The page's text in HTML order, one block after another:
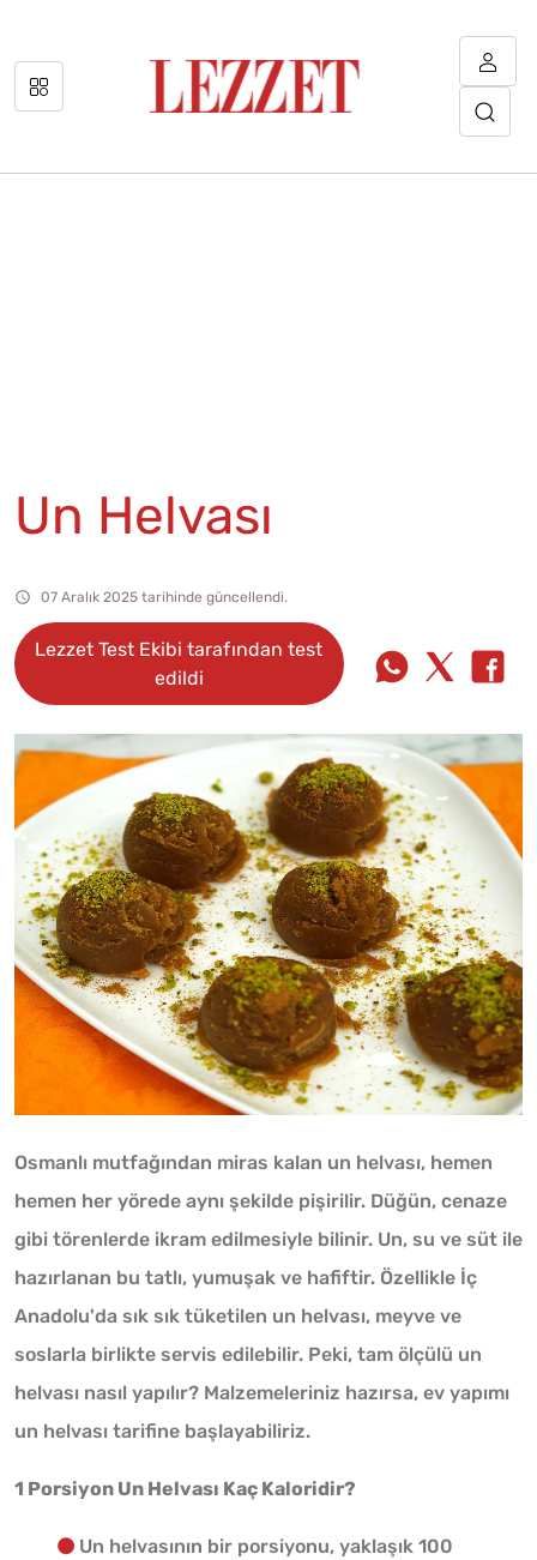
Un Helvası
07 Aralık 2025 tarihinde güncellendi.
Lezzet Test Ekibi tarafından test
edildi
Osmanlı mutfağından miras kalan un helvası, hemen
hemen her yörede aynı şekilde pişirilir. Düğün, cenaze
gibi törenlerde ikram edilmesiyle bilinir. Un, su ve süt ile
hazırlanan bu tatlı, yumuşak ve hafiftir. Özellikle İç
Anadolu'da sık sık tüketilen un helvası, meyve ve
soslarla birlikte servis edilebilir. Peki, tam ölçülü un
helvası nasıl yapılır? Malzemeleriniz hazırsa, ev yapımı
un helvası tarifine başlayabiliriz.
1 Porsiyon Un Helvası Kaç Kaloridir?
Un helvasının bir porsiyonu, yaklaşık 100